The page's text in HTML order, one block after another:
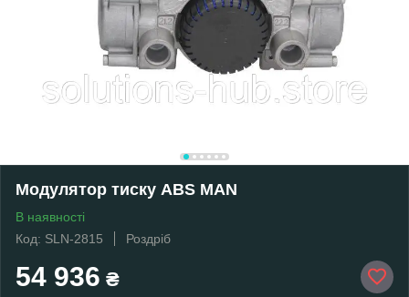
Модулятор тиску ABS MAN
В наявності
Код: SLN-2815
Роздріб
54 936 ₴